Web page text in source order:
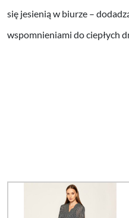
się jesienią w biurze –
wspomnieniami do ciepłych